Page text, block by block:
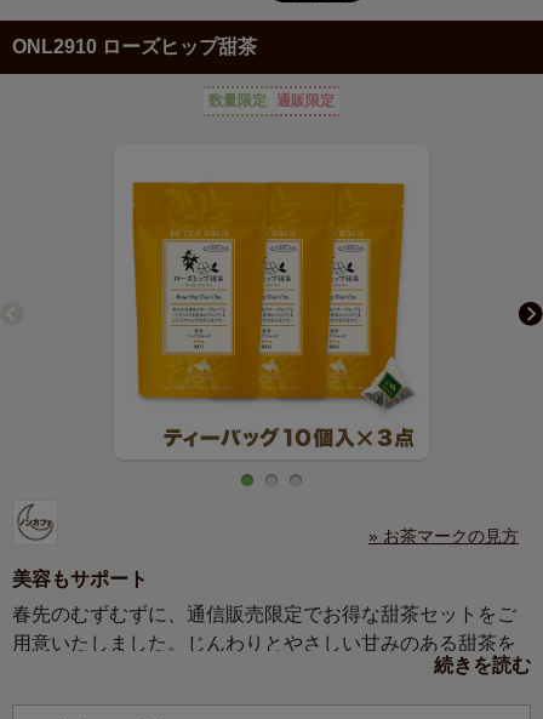
ONL2910 ローズヒップ甜茶
数量限定 通販限定
» お茶マークの見方
美容もサポート
春先のむずむずに、通信販売限定でお得な甜茶セットをご
用意いたしました。じんわりとやさしい甘みのある甜茶を
毎日のお茶に取り入れて、つらい季節を乗り切りましょ
う。
続きを読む